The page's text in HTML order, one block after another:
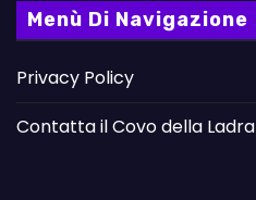
Menù Di Navigazione
Privacy Policy
Contatta il Covo della Ladra